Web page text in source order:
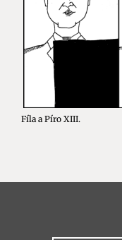
Fíla a Píro XIII.